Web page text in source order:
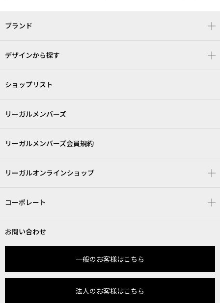
ブランド
デザインから探す
ショップリスト
リーガルメンバーズ
リーガルメンバーズ会員規約
リーガルオンラインショップ
コーポレート
お問い合わせ
一般のお客様はこちら
法人のお客様はこちら